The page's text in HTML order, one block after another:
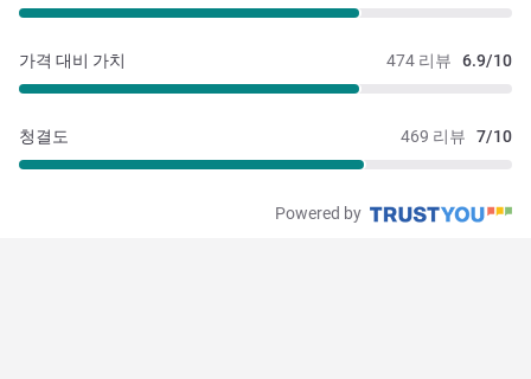
474 리뷰 6.9/10
가격 대비 가치
469 리뷰 7/10
청결도
Powered by